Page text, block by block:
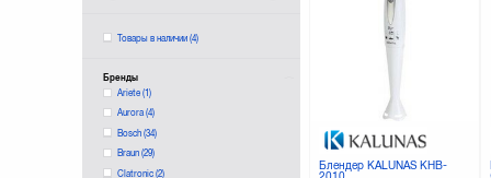
Товары в наличии(4)
Бренды
Ariete(1)
Aurora(4)
Bosch(34)
Braun(29)
Clatronic(2)
Блендер KALUNAS KHB-